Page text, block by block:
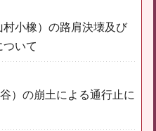
小橡）の路肩決壊及び
いて
）の崩土による通行止に